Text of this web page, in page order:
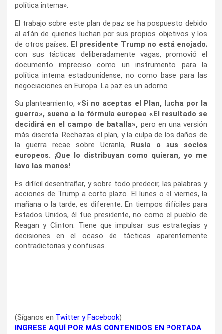
política interna».
El trabajo sobre este plan de paz se ha pospuesto debido
al afán de quienes luchan por sus propios objetivos y los
de otros países. El presidente Trump no está enojado;
con sus tácticas deliberadamente vagas, promovió el
documento impreciso como un instrumento para la
política interna estadounidense, no como base para las
negociaciones en Europa. La paz es un adorno.
Su planteamiento,«Si no aceptas el Plan, lucha por la
guerra», suena a la fórmula europea «El resultado se
decidirá en el campo de batalla», pero en una versión
más discreta. Rechazas el plan, y la culpa de los daños de
la guerra recae sobre Ucrania, Rusia o sus socios
europeos. ¡Que lo distribuyan como quieran, yo me
lavo las manos!
Es difícil desentrañar, y sobre todo predecir, las palabras y
acciones de Trump a corto plazo. El lunes o el viernes, la
mañana o la tarde, es diferente. En tiempos difíciles para
Estados Unidos, él fue presidente, no como el pueblo de
Reagan y Clinton. Tiene que impulsar sus estrategias y
decisiones en el ocaso de tácticas aparentemente
contradictorias y confusas.
(Síganos en Twitter yFacebook)
INGRESE AQUÍ POR MÁS CONTENIDOS EN PORTADA